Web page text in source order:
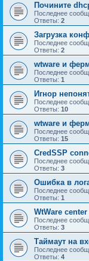
Почините
Последнее
Ответы: 2
Загрузка
Последнее
Ответы: 2
wtware и
Последнее
Ответы: 1
Игнор
Последнее
Ответы: 10
wtware и
Последнее
Ответы: 15
CredSSP
Последнее
Ответы: 3
Ошибка в
Последнее
Ответы: 1
WtWare
Последнее
Ответы: 3
Таймаут на
Последнее
Ответы: 4